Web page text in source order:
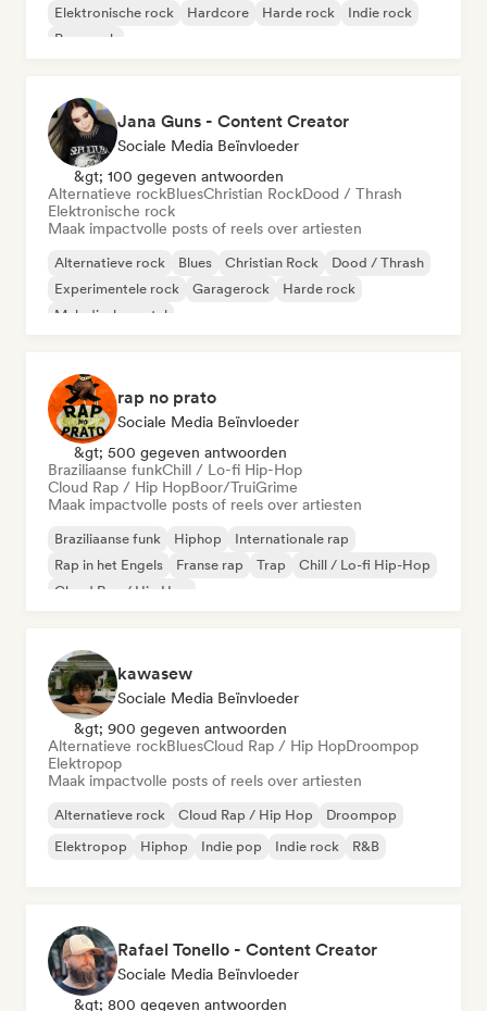
Elektronische rock Hardcore Harde rock
Indie rock
Pop-punk
Jana Guns - Content Creator
Sociale Media Beïnvloeder
&gt; 100 gegeven antwoorden
Alternatieve rockBluesChristian RockDood / Thrash
Elektronische rock
Maak impactvolle posts of reels over artiesten
Alternatieve rock Blues Christian Rock
Dood / Thrash
Experimentele rock
Garagerock
Harde rock
Melodische metal
rap no prato
Sociale Media Beïnvloeder
&gt; 500 gegeven antwoorden
Braziliaanse funkChill / Lo-fi Hip-Hop
Cloud Rap / Hip HopBoor/TruiGrime
Maak impactvolle posts of reels over artiesten
Braziliaanse funk Hiphop
Internationale rap
Rap in het Engels
Franse rap Trap
Chill / Lo-fi Hip-Hop
Cloud Rap / Hip Hop
kawasew
Sociale Media Beïnvloeder
&gt; 900 gegeven antwoorden
Alternatieve rockBluesCloud Rap / Hip HopDroompop
Elektropop
Maak impactvolle posts of reels over artiesten
Alternatieve rock Cloud Rap / Hip Hop
Droompop
Elektropop
Hiphop Indie pop Indie rock R&B
Rafael Tonello - Content Creator
Sociale Media Beïnvloeder
&gt; 800 gegeven antwoorden